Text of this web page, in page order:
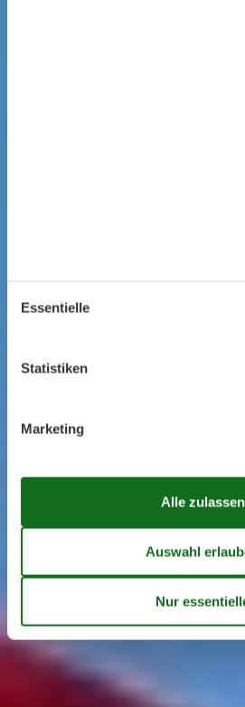
Essentielle
Statistiken
Marketing